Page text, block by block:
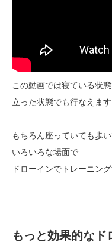
この動画では寝ている状
立った状態でも行なえます
もちろん座っていても歩
いろいろな場面で
ドローインでトレーニン
もっと効果的なド